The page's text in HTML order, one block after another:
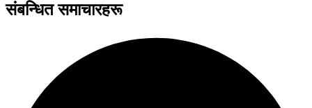
संबन्धित समाचारहरू